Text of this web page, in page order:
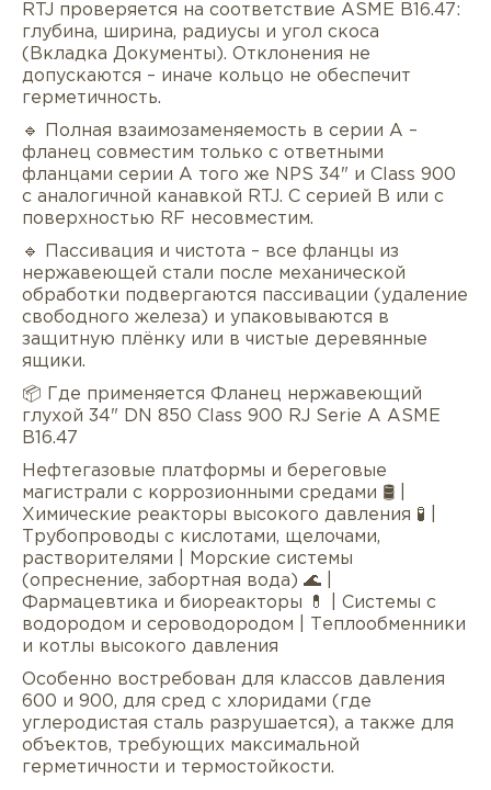
RTJ проверяется на соответствие ASME B16.47:
глубина, ширина, радиусы и угол скоса
(Вкладка Документы). Отклонения не
допускаются – иначе кольцо не обеспечит
герметичность.
🔹 Полная взаимозаменяемость в серии A –
фланец совместим только с ответными
фланцами серии A того же NPS 34" и Class 900
с аналогичной канавкой RTJ. С серией B или с
поверхностью RF несовместим.
🔹 Пассивация и чистота – все фланцы из
нержавеющей стали после механической
обработки подвергаются пассивации (удаление
свободного железа) и упаковываются в
защитную плёнку или в чистые деревянные
ящики.
📦 Где применяется Фланец нержавеющий
глухой 34" DN 850 Class 900 RJ Serie А ASME
B16.47
Нефтегазовые платформы и береговые
магистрали с коррозионными средами 🛢 |
Химические реакторы высокого давления 🧪 |
Трубопроводы с кислотами, щелочами,
растворителями | Морские системы
(опреснение, забортная вода) 🌊 |
Фармацевтика и биореакторы 💊 | Системы с
водородом и сероводородом | Теплообменники
и котлы высокого давления
Особенно востребован для классов давления
600 и 900, для сред с хлоридами (где
углеродистая сталь разрушается), а также для
объектов, требующих максимальной
герметичности и термостойкости.